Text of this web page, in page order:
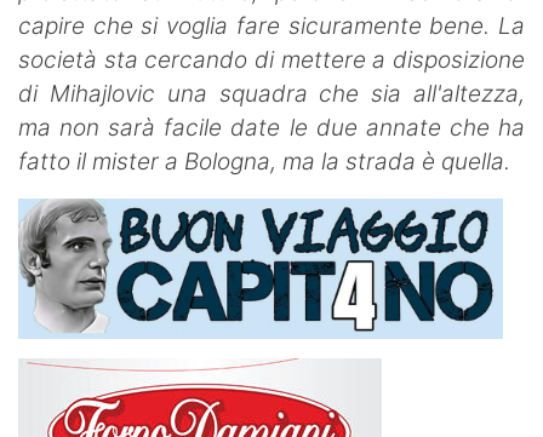
capire che si voglia fare sicuramente bene. La
società sta cercando di mettere a disposizione
di Mihajlovic una squadra che sia all'altezza,
ma non sarà facile date le due annate che ha
fatto il mister a Bologna, ma la strada è quella.